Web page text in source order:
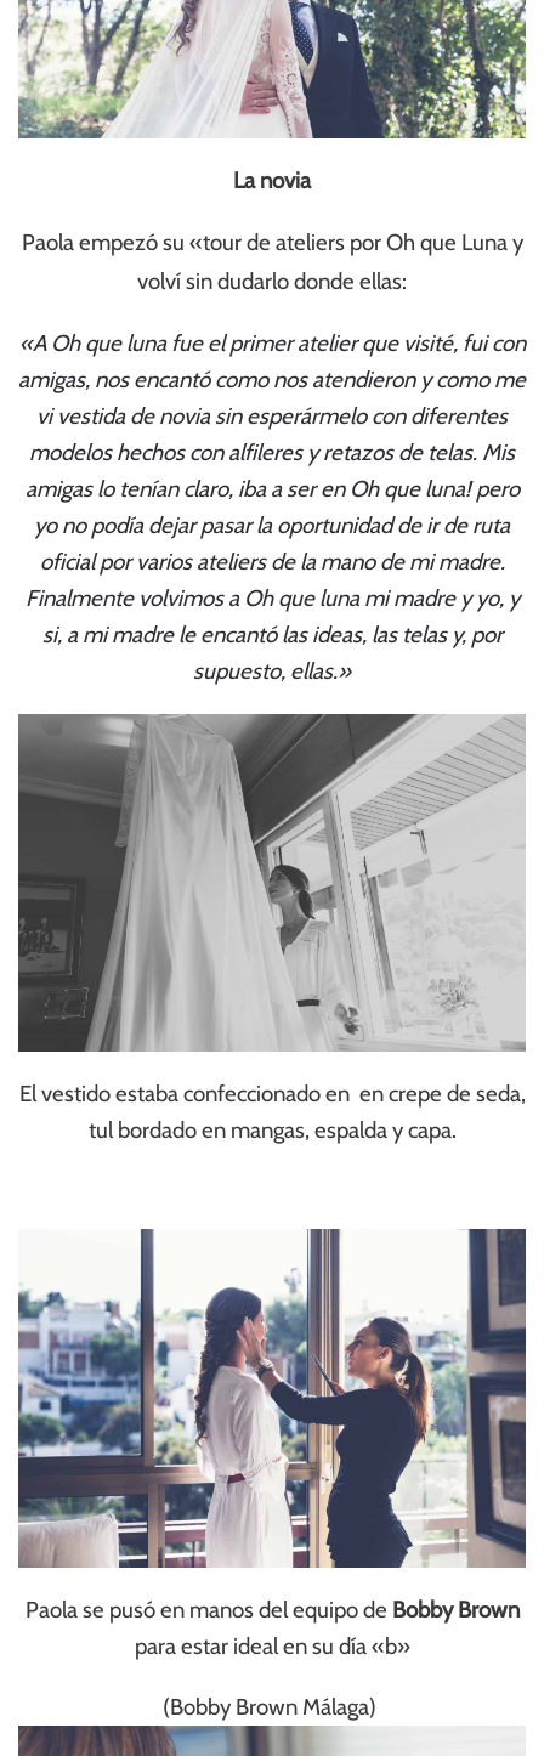
La novia
Paola empezó su «tour de ateliers por Oh que Luna y
volví sin dudarlo donde ellas:
«A Oh que luna fue el primer atelier que visité, fui con
amigas, nos encantó como nos atendieron y como me
vi vestida de novia sin esperármelo con diferentes
modelos hechos con alfileres y retazos de telas. Mis
amigas lo tenían claro, iba a ser en Oh que luna! pero
yo no podía dejar pasar la oportunidad de ir de ruta
oficial por varios ateliers de la mano de mi madre.
Finalmente volvimos a Oh que luna mi madre y yo, y
si, a mi madre le encantó las ideas, las telas y, por
supuesto, ellas.»
El vestido estaba confeccionado en en crepe de seda,
tul bordado en mangas, espalda y capa.
Paola se pusó en manos del equipo de Bobby Brown
para estar ideal en su día «b»
(Bobby Brown Málaga)